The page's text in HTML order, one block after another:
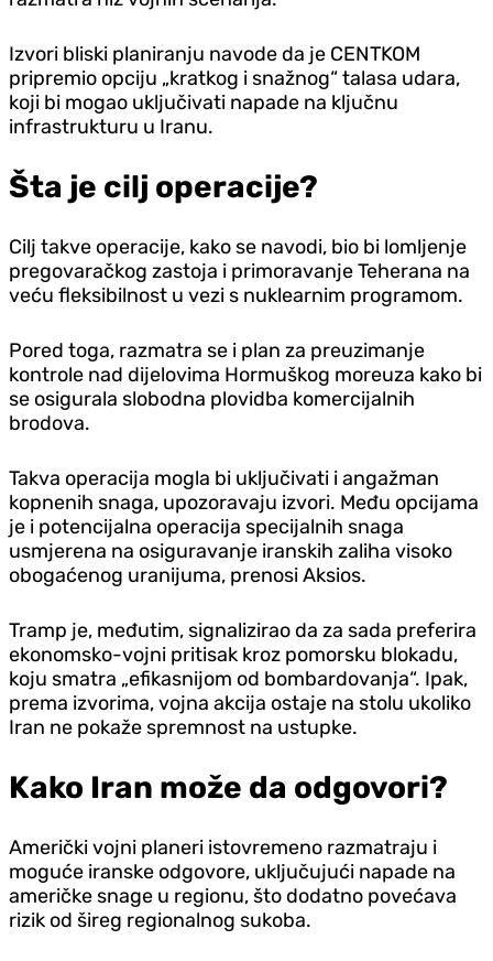
Izvori bliski planiranju navode da je CENTKOM
pripremio opciju „kratkog i snažnog“ talasa udara,
koji bi mogao uključivati napade na ključnu
infrastrukturu u Iranu.
Šta je cilj operacije?
Cilj takve operacije, kako se navodi, bio bi lomljenje
pregovaračkog zastoja i primoravanje Teherana na
veću fleksibilnost u vezi s nuklearnim programom.
Pored toga, razmatra se i plan za preuzimanje
kontrole nad dijelovima Hormuškog moreuza kako bi
se osigurala slobodna plovidba komercijalnih
brodova.
Takva operacija mogla bi uključivati i angažman
kopnenih snaga, upozoravaju izvori. Među opcijama
je i potencijalna operacija specijalnih snaga
usmjerena na osiguravanje iranskih zaliha visoko
obogaćenog uranijuma, prenosi Aksios.
Tramp je, međutim, signalizirao da za sada preferira
ekonomsko-vojni pritisak kroz pomorsku blokadu,
koju smatra „efikasnijom od bombardovanja“. Ipak,
prema izvorima, vojna akcija ostaje na stolu ukoliko
Iran ne pokaže spremnost na ustupke.
Kako Iran može da odgovori?
Američki vojni planeri istovremeno razmatraju i
moguće iranske odgovore, uključujući napade na
američke snage u regionu, što dodatno povećava
rizik od šireg regionalnog sukoba.